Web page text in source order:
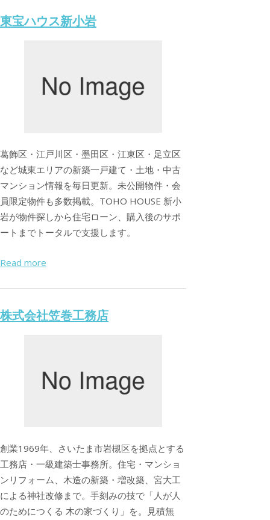
東宝ハウス新小岩
葛飾区・江戸川区・墨田区・江東区・足立区
など城東エリアの新築一戸建て・土地・中古
マンション情報を毎日更新。未公開物件・会
員限定物件も多数掲載。TOHO HOUSE 新小
岩が物件探しから住宅ローン、購入後のサポ
ートまでトータルで支援します。
Read more
株式会社笠巻工務店
創業1969年、さいたま市岩槻区を拠点とする
工務店・一級建築士事務所。住宅・マンショ
ンリフォーム、木造の新築・増改築、宮大工
による神社改修まで。手刻みの技で「人が人
のためにつくる 木の家づくり」を。見積無